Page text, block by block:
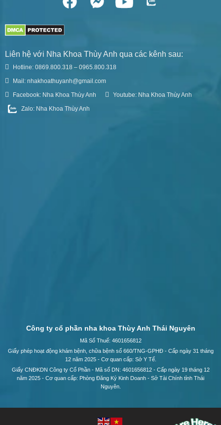
Liên hệ với Nha Khoa Thùy Anh qua các kênh sau:
Hotline: 0869.800.318 – 0965.800.318
Mail: nhakhoathuyanh@gmail.com
Facebook: Nha Khoa Thùy Anh
Youtube: Nha Khoa Thùy Anh
Zalo: Nha Khoa Thùy Anh
Công ty cổ phần nha khoa Thùy Anh Thái Nguyên
Mã Số Thuế: 4601656812
Giấy phép hoạt động khám bệnh, chữa bệnh số 660/TNG-GPHĐ - Cấp ngày 31 tháng
12 năm 2025 - Cơ quan cấp: Sở Y Tế.
Giấy CNĐKDN Công ty Cổ Phần - Mã số DN: 4601656812 - Cấp ngày 19 tháng 12
năm 2025 - Cơ quan cấp: Phòng Đăng Ký Kinh Doanh - Sở Tài Chính tỉnh Thái
Nguyên.